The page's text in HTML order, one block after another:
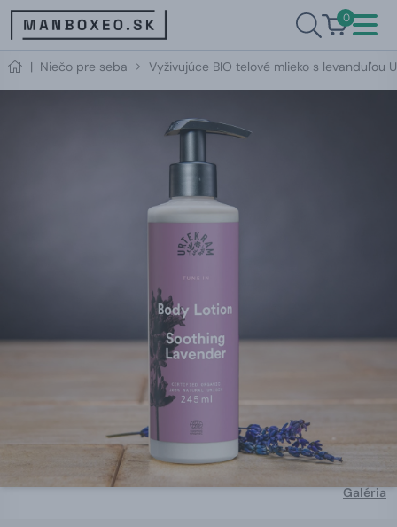
0
| Niečo pre seba Vyživujúce BIO telové mlieko s levanduľou
Galéria